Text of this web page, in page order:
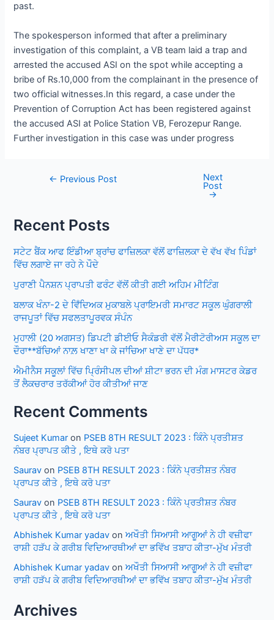
past.
The spokesperson informed that after a preliminary
investigation of this complaint, a VB team laid a trap and
arrested the accused ASI on the spot while accepting a
bribe of Rs.10,000 from the complainant in the presence of
two official witnesses.In this regard, a case under the
Prevention of Corruption Act has been registered against
the accused ASI at Police Station VB, Ferozepur Range.
Further investigation in this case was under progress
Post← Previous Post Next
Post
→
Recent Posts
ਸਟੇਟ ਬੈਂਕ ਆਫ ਇੰਡੀਆ ਬ੍ਰਾਂਚ ਫਾਜ਼ਿਲਕਾ ਵੱਲੋਂ ਫਾਜ਼ਿਲਕਾ ਦੇ ਵੱਖ ਵੱਖ ਪਿੰਡਾਂ
ਵਿੱਚ ਲਗਾਏ ਜਾ ਰਹੇ ਨੇ ਪੌਦੇ
ਪੁਰਾਣੀ ਪੈਨਸ਼ਨ ਪ੍ਰਾਪਤੀ ਫਰੰਟ ਵੱਲੋਂ ਕੀਤੀ ਗਈ ਅਹਿਮ ਮੀਟਿੰਗ
ਬਲਾਕ ਖੰਨਾ-2 ਦੇ ਵਿਁਦਿਅਕ ਮੁਕਾਬਲੇ ਪ੍ਰਾਇਮਰੀ ਸਮਾਰਟ ਸਕੂਲ ਘੁੰਗਰਾਲੀ
ਰਾਜਪੂਤਾਂ ਵਿੱਚ ਸਫਲਤਾਪੂਰਵਕ ਸੰਪੰਨ
ਮੁਹਾਲੀ (20 ਅਗਸਤ) ਡਿਪਟੀ ਡੀਈਓ ਸੈਕੰਡਰੀ ਵੱਲੋਂ ਮੈਰੀਟੋਰੀਅਸ ਸਕੂਲ ਦਾ
ਦੌਰਾ**ਬੱਚਿਆਂ ਨਾਲ਼ ਖਾਣਾ ਖਾ ਕੇ ਜਾਂਚਿਆ ਖਾਣੇ ਦਾ ਪੱਧਰ*
ਐਮੀਨੈਸ ਸਕੂਲਾਂ ਵਿੱਚ ਪ੍ਰਿੰਸੀਪਲ ਦੀਆਂ ਸ਼ੀਟਾ ਭਰਨ ਦੀ ਮੰਗ ਮਾਸਟਰ ਕੇਡਰ
ਤੋਂ ਲੈਕਚਰਾਰ ਤਰੱਕੀਆਂ ਹੋਰ ਕੀਤੀਆਂ ਜਾਣ
Recent Comments
Sujeet Kumar on PSEB 8TH RESULT 2023 : ਕਿੰਨੇ ਪ੍ਰਤੀਸ਼ਤ
ਨੰਬਰ ਪ੍ਰਾਪਤ ਕੀਤੇ , ਇਥੇ ਕਰੋ ਪਤਾ
Saurav on PSEB 8TH RESULT 2023 : ਕਿੰਨੇ ਪ੍ਰਤੀਸ਼ਤ ਨੰਬਰ
ਪ੍ਰਾਪਤ ਕੀਤੇ , ਇਥੇ ਕਰੋ ਪਤਾ
Saurav on PSEB 8TH RESULT 2023 : ਕਿੰਨੇ ਪ੍ਰਤੀਸ਼ਤ ਨੰਬਰ
ਪ੍ਰਾਪਤ ਕੀਤੇ , ਇਥੇ ਕਰੋ ਪਤਾ
Abhishek Kumar yadav onਅਖੌਤੀ ਸਿਆਸੀ ਆਗੂਆਂ ਨੇ ਹੀ ਵਜ਼ੀਫਾ
ਰਾਸ਼ੀ ਹੜੱਪ ਕੇ ਗਰੀਬ ਵਿਦਿਆਰਥੀਆਂ ਦਾ ਭਵਿੱਖ ਤਬਾਹ ਕੀਤਾ-ਮੁੱਖ ਮੰਤਰੀ
Abhishek Kumar yadav onਅਖੌਤੀ ਸਿਆਸੀ ਆਗੂਆਂ ਨੇ ਹੀ ਵਜ਼ੀਫਾ
ਰਾਸ਼ੀ ਹੜੱਪ ਕੇ ਗਰੀਬ ਵਿਦਿਆਰਥੀਆਂ ਦਾ ਭਵਿੱਖ ਤਬਾਹ ਕੀਤਾ-ਮੁੱਖ ਮੰਤਰੀ
Archives